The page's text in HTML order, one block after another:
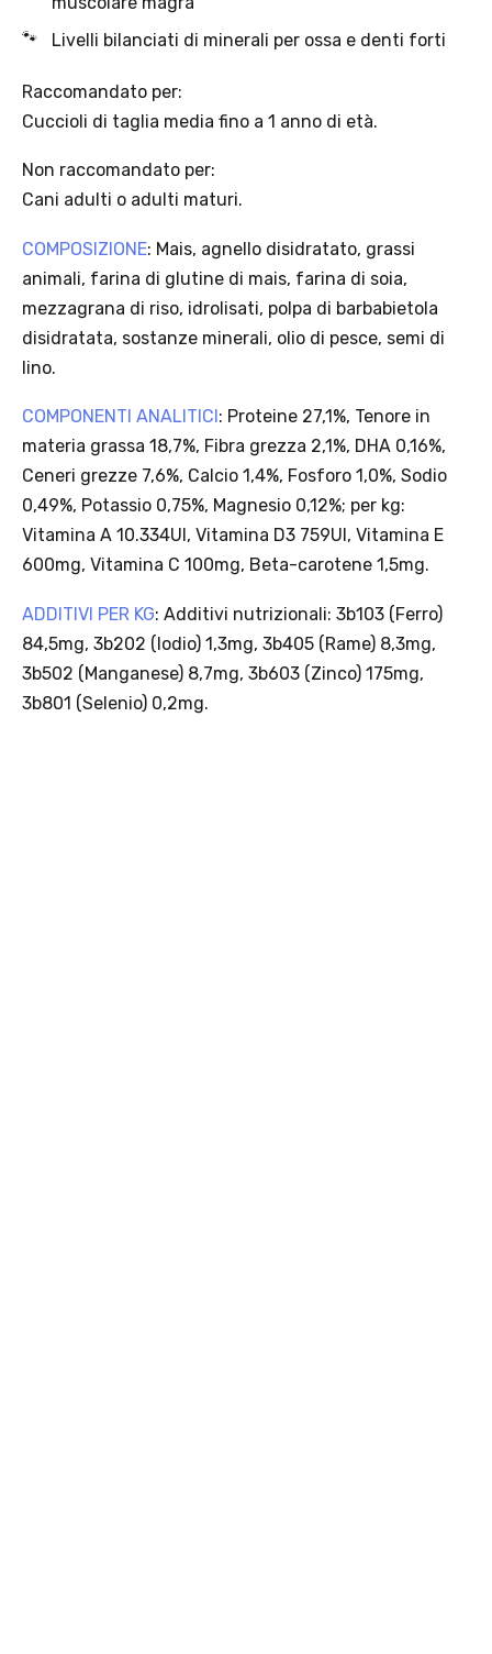
Livelli bilanciati di minerali per ossa e denti forti
Raccomandato per:
Cuccioli di taglia media fino a 1 anno di età.
Non raccomandato per:
Cani adulti o adulti maturi.
COMPOSIZIONE: Mais, agnello disidratato, grassi
animali, farina di glutine di mais, farina di soia,
mezzagrana di riso, idrolisati, polpa di barbabietola
disidratata, sostanze minerali, olio di pesce, semi di
lino.
COMPONENTI ANALITICI : Proteine 27,1%, Tenore in
materia grassa 18,7%, Fibra grezza 2,1%, DHA 0,16%,
Ceneri grezze 7,6%, Calcio 1,4%, Fosforo 1,0%, Sodio
0,49%, Potassio 0,75%, Magnesio 0,12%; per kg:
Vitamina A 10.334UI, Vitamina D3 759UI, Vitamina E
600mg, Vitamina C 100mg, Beta-carotene 1,5mg.
ADDITIVI PER KG: Additivi nutrizionali: 3b103 (Ferro)
84,5mg, 3b202 (Iodio) 1,3mg, 3b405 (Rame) 8,3mg,
3b502 (Manganese) 8,7mg, 3b603 (Zinco) 175mg,
3b801 (Selenio) 0,2mg.
Offerta valida solo con consegna InPost, fino al 16
Regole dell’offerta
Platinum.
· Condizione di validità: lo sconto è applicabile solo se il cliente
· Durata: offerta valida per 2 settimane dal lancio 2–16 agosto 2026 .
· Effetto sul carrello: una volta aggiunto un prodotto Platinum in
offerta, l’intero carrello viene spedito tramite InPost (non più
corriere standard).
· Limite di peso: il carrello spedito con InPost non può superare 25
kg complessivi (peso lordo dei prodotti).
Scopri i prodotti Platinum